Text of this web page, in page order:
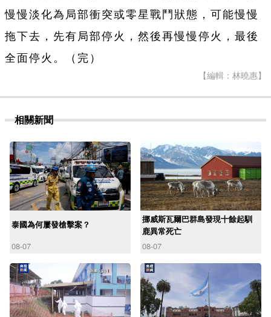
慢慢淡化為局部衝突或零星戰鬥狀態，可能慢慢
拖下去，先有局部停火，然後再慢慢停火，最後
全面停火。（完）
【編輯：林曉惠】
相關新聞
泰國為何屢發槍擊案？
08-07
挪威斯瓦爾巴群島發現十餘起馴
鹿異常死亡
08-07